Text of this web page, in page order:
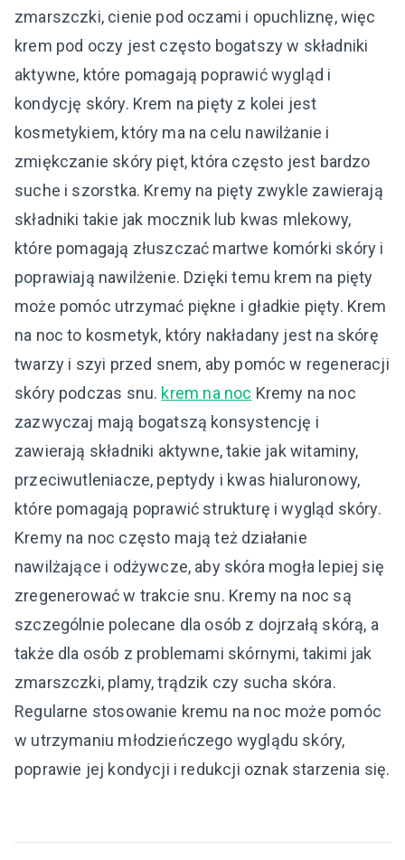
zmarszczki, cienie pod oczami i opuchliznę, więc
krem pod oczy jest często bogatszy w składniki
aktywne, które pomagają poprawić wygląd i
kondycję skóry. Krem na pięty z kolei jest
kosmetykiem, który ma na celu nawilżanie i
zmiękczanie skóry pięt, która często jest bardzo
suche i szorstka. Kremy na pięty zwykle zawierają
składniki takie jak mocznik lub kwas mlekowy,
które pomagają złuszczać martwe komórki skóry i
poprawiają nawilżenie. Dzięki temu krem na pięty
może pomóc utrzymać piękne i gładkie pięty. Krem
na noc to kosmetyk, który nakładany jest na skórę
twarzy i szyi przed snem, aby pomóc w regeneracji
skóry podczas snu. krem na noc Kremy na noc
zazwyczaj mają bogatszą konsystencję i
zawierają składniki aktywne, takie jak witaminy,
przeciwutleniacze, peptydy i kwas hialuronowy,
które pomagają poprawić strukturę i wygląd skóry.
Kremy na noc często mają też działanie
nawilżające i odżywcze, aby skóra mogła lepiej się
zregenerować w trakcie snu. Kremy na noc są
szczególnie polecane dla osób z dojrzałą skórą, a
także dla osób z problemami skórnymi, takimi jak
zmarszczki, plamy, trądzik czy sucha skóra.
Regularne stosowanie kremu na noc może pomóc
w utrzymaniu młodzieńczego wyglądu skóry,
poprawie jej kondycji i redukcji oznak starzenia się.